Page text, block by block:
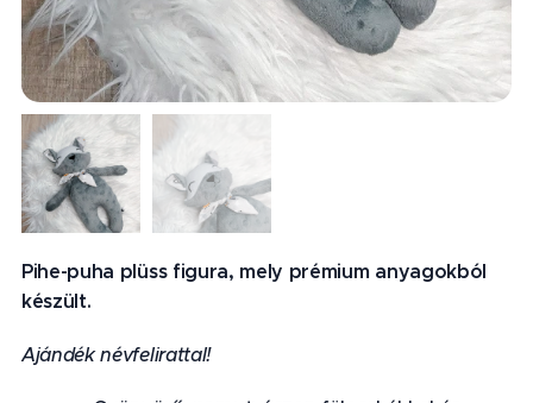
Pihe-puha plüss figura, mely prémium anyagokból
készült.
Ajándék névfelirattal!